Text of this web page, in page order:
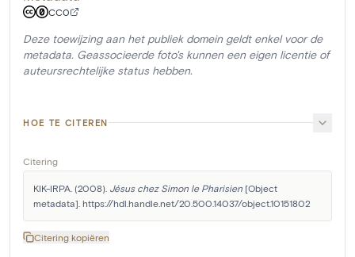
CC0
Deze toewijzing aan het publiek domein geldt enkel voor de
metadata. Geassocieerde foto's kunnen een eigen licentie of
auteursrechtelijke status hebben.
HOE TE CITEREN
Citering
KIK-IRPA. (2008). Jésus chez Simon le Pharisien [Object
metadata]. https://hdl.handle.net/20.500.14037/object.10151802
Citering kopiëren